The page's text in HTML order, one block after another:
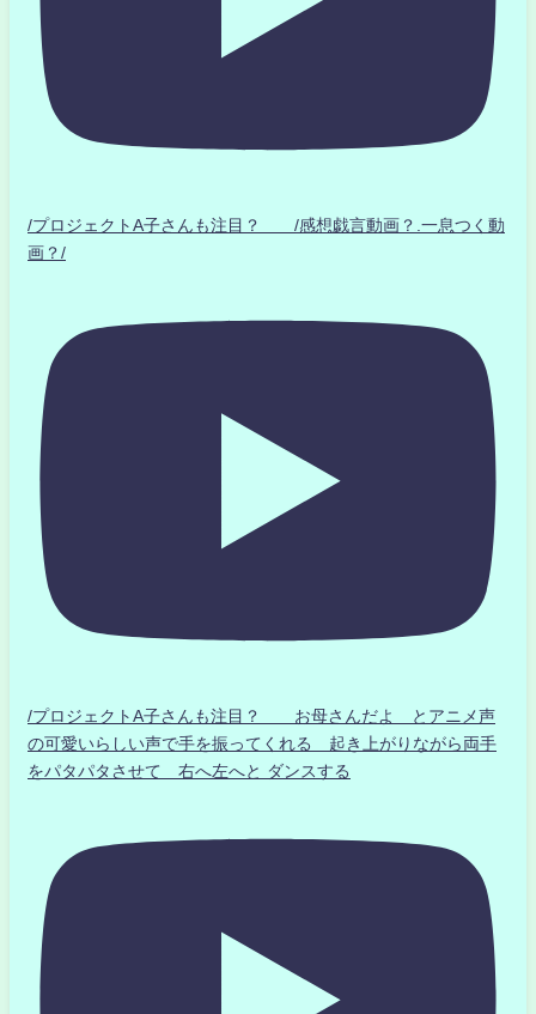
/プロジェクトA子さんも注目？ /感想戯言動画？.一息つく動
画？/
/プロジェクトA子さんも注目？ お母さんだよ とアニメ声
の可愛いらしい声で手を振ってくれる 起き上がりながら両手
をパタパタさせて 右へ左へと ダンスする